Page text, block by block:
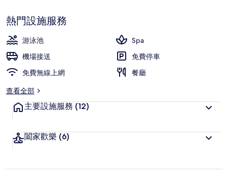
熱門設施服務
游泳池
Spa
機場接送
免費停車
免費無線上網
餐廳
查看全部
主要設施服務 (12)
闔家歡樂 (6)